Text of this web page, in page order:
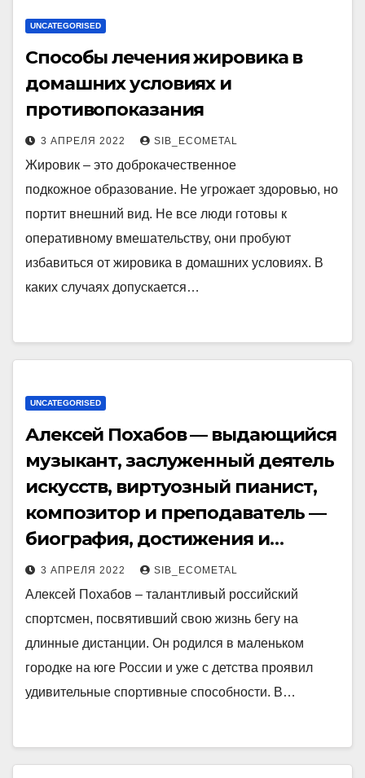
UNCATEGORISED
Способы лечения жировика в
домашних условиях и
противопоказания
3 АПРЕЛЯ 2022 SIB_ECOMETAL
Жировик – это доброкачественное
подкожное образование. Не угрожает здоровью, но
портит внешний вид. Не все люди готовы к
оперативному вмешательству, они пробуют
избавиться от жировика в домашних условиях. В
каких случаях допускается…
UNCATEGORISED
Алексей Похабов — выдающийся
музыкант, заслуженный деятель
искусств, виртуозный пианист,
композитор и преподаватель —
биография, достижения и
интересные факты
3 АПРЕЛЯ 2022 SIB_ECOMETAL
Алексей Похабов – талантливый российский
спортсмен, посвятивший свою жизнь бегу на
длинные дистанции. Он родился в маленьком
городке на юге России и уже с детства проявил
удивительные спортивные способности. В…